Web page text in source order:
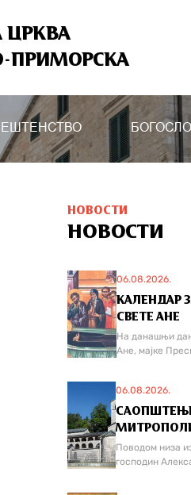
ЦРКВА
ПРИМОРСКА
НОВОСТИ
НОВОСТИ
06.08.2026.
КАЛЕНДАР
СВЕТЕ АНЕ
На данашњи дан
Ане, мајке
06.08.2026.
Поводом низа
господин